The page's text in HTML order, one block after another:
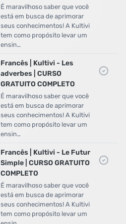
É maravilhoso saber que você
está em busca de aprimorar
seus conhecimentos! A Kultivi
tem como propósito levar um
ensin…
Francês | Kultivi - Les
adverbes | CURSO
GRATUITO COMPLETO
É maravilhoso saber que você
está em busca de aprimorar
seus conhecimentos! A Kultivi
tem como propósito levar um
ensin…
Francês | Kultivi - Le Futur
Simple | CURSO GRATUITO
COMPLETO
É maravilhoso saber que você
está em busca de aprimorar
seus conhecimentos! A Kultivi
tem como propósito levar um